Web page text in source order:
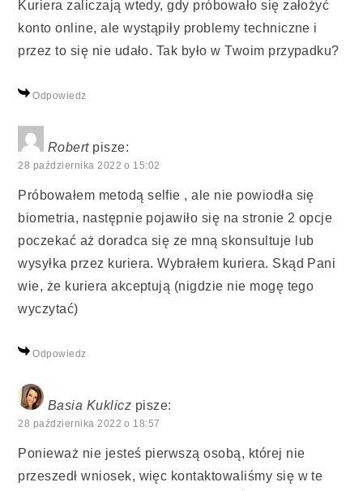
Kuriera zaliczają wtedy, gdy próbowało się założyć
konto online, ale wystąpiły problemy techniczne i
przez to się nie udało. Tak było w Twoim przypadku?
Odpowiedz
Robert pisze:
28 października 2022 o 15:02
Próbowałem metodą selfie , ale nie powiodła się
biometria, następnie pojawiło się na stronie 2 opcje
poczekać aż doradca się ze mną skonsultuje lub
wysyłka przez kuriera. Wybrałem kuriera. Skąd Pani
wie, że kuriera akceptują (nigdzie nie mogę tego
wyczytać)
Odpowiedz
Basia Kuklicz pisze:
28 października 2022 o 18:57
Ponieważ nie jesteś pierwszą osobą, której nie
przeszedł wniosek, więc kontaktowaliśmy się w te